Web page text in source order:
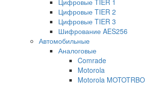
Цифровые TIER 2
Цифровые TIER 3
Шифрование AES256
Автомобильные
Аналоговые
Comrade
Motorola
Motorola MOTOTRBO